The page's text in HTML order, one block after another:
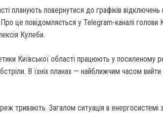
планують повернутися до графіків
це повідомляється у Telegram-каналі голови
Кулеби.
Київської області працюють у посиленому
В їхніх планах — найближчим часом вийти
тривають. Загалом ситуація в енергосистемі